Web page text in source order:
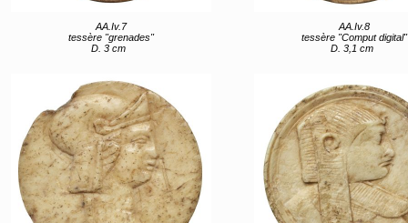
AA.Iv.7
tessère "grenades"
D. 3 cm
AA.Iv.8
tessère "Comput digital"
D. 3,1 cm